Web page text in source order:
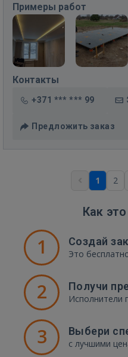
Примеры работ
Контакты
+371 *** *** 99
Предложить заказ
1 2
Как
1 Создай
Это
2 Получи
Исполнители
3 Выбери
с лучшими